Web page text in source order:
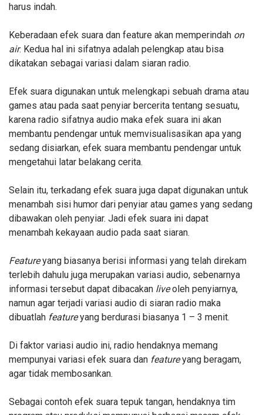
harus indah.
Keberadaan efek suara dan feature akan memperindah on
air. Kedua hal ini sifatnya adalah pelengkap atau bisa
dikatakan sebagai variasi dalam siaran radio.
Efek suara digunakan untuk melengkapi sebuah drama atau
games atau pada saat penyiar bercerita tentang sesuatu,
karena radio sifatnya audio maka efek suara ini akan
membantu pendengar untuk memvisualisasikan apa yang
sedang disiarkan, efek suara membantu pendengar untuk
mengetahui latar belakang cerita.
Selain itu, terkadang efek suara juga dapat digunakan untuk
menambah sisi humor dari penyiar atau games yang sedang
dibawakan oleh penyiar. Jadi efek suara ini dapat
menambah kekayaan audio pada saat siaran.
Featureyang biasanya berisi informasi yang telah direkam
terlebih dahulu juga merupakan variasi audio, sebenarnya
informasi tersebut dapat dibacakan liveoleh penyiarnya,
namun agar terjadi variasi audio di siaran radio maka
dibuatlah featureyang berdurasi biasanya 1 – 3 menit.
Di faktor variasi audio ini, radio hendaknya memang
mempunyai variasi efek suara dan featureyang beragam,
agar tidak membosankan.
Sebagai contoh efek suara tepuk tangan, hendaknya tim